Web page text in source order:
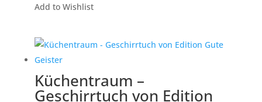
Add to Wishlist
Küchentraum –
Geschirrtuch von Edition